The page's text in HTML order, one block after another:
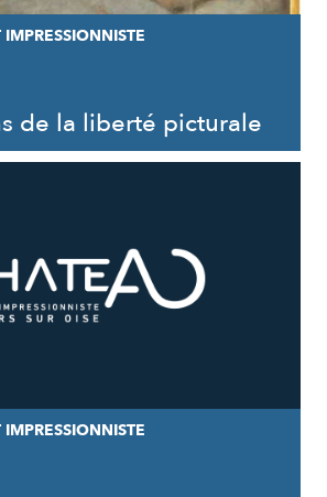
de la liberté picturale